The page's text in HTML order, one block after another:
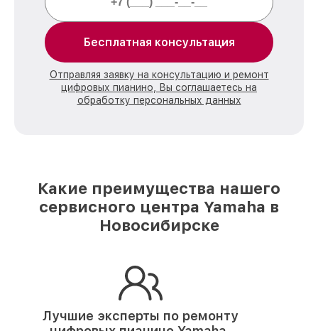
Бесплатная консультация
Отправляя заявку на консультацию и ремонт
цифровых пианино, Вы соглашаетесь на
обработку персональных данных
Какие преимущества нашего
сервисного центра Yamaha в
Новосибирске
Лучшие эксперты по ремонту